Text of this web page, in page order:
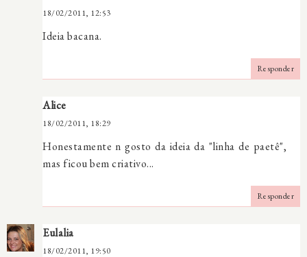
18/02/2011, 12:53
Ideia bacana.
Responder
Alice
18/02/2011, 18:29
Honestamente n gosto da ideia da "linha de paetê",
mas ficou bem criativo...
Responder
Eulalia
18/02/2011, 19:50